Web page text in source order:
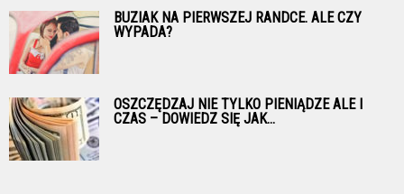
BUZIAK NA PIERWSZEJ RANDCE. ALE CZY
WYPADA?
OSZCZĘDZAJ NIE TYLKO PIENIĄDZE ALE I
CZAS – DOWIEDZ SIĘ JAK...